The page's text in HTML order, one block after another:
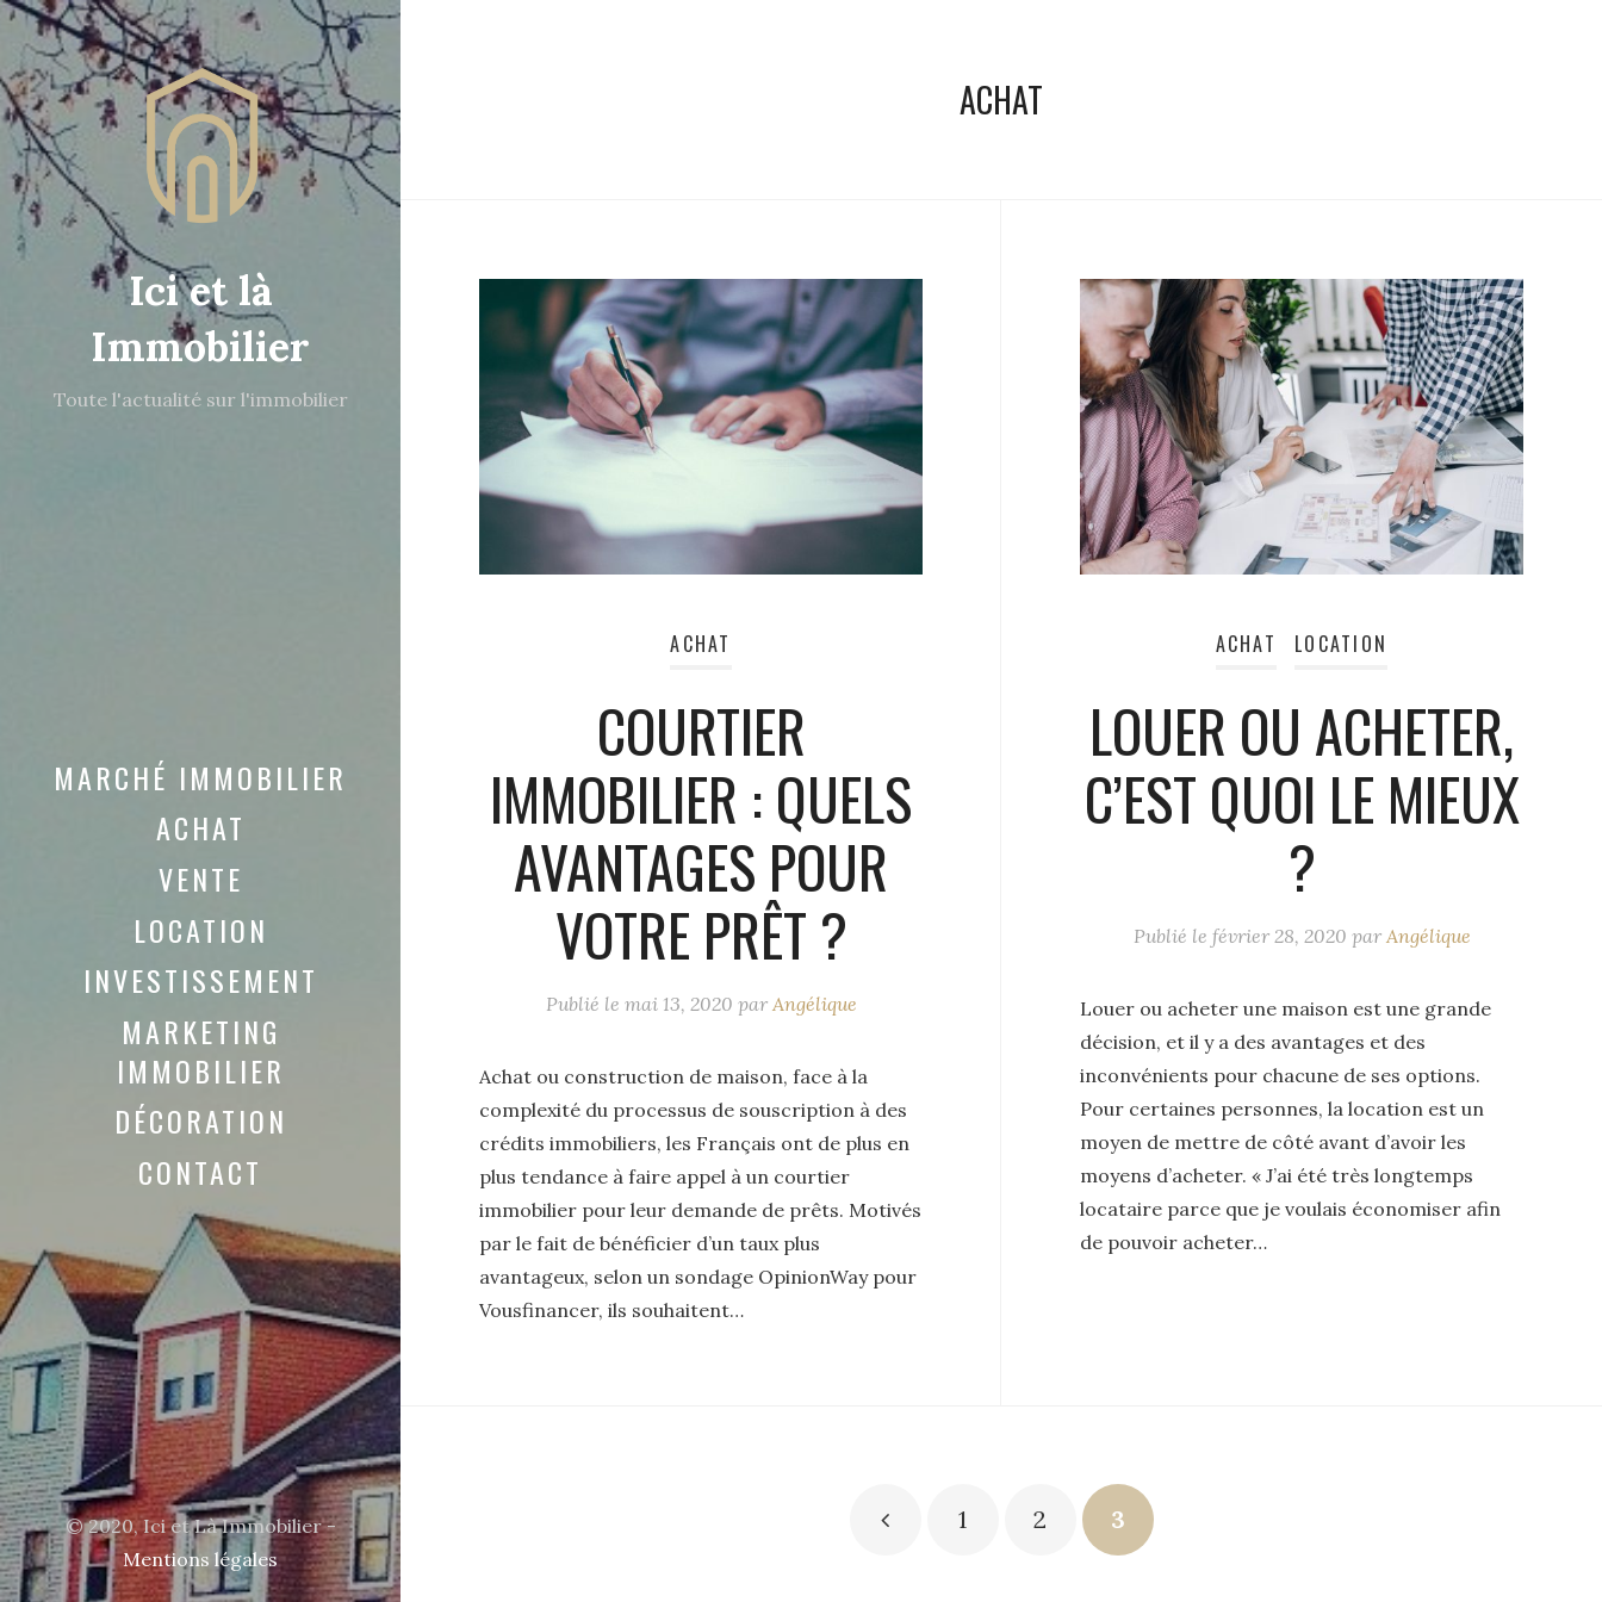
Ici et là
Immobilier
Toute l'actualité sur l'immobilier
MARCHÉ IMMOBILIER
ACHAT
VENTE
LOCATION
INVESTISSEMENT
MARKETING
IMMOBILIER
DÉCORATION
CONTACT
© 2020, Ici et Là Immobilier -
Mentions légales
ACHAT
ACHAT
COURTIER
IMMOBILIER : QUELS
AVANTAGES POUR
VOTRE PRÊT ?
Publié le mai 13, 2020 par Angélique
Achat ou construction de maison, face à la
complexité du processus de souscription à des
crédits immobiliers, les Français ont de plus en
plus tendance à faire appel à un courtier
immobilier pour leur demande de prêts. Motivés
par le fait de bénéficier d’un taux plus
avantageux, selon un sondage OpinionWay pour
Vousfinancer, ils souhaitent…
ACHAT LOCATION
LOUER OU ACHETER,
C’EST QUOI LE MIEUX
?
Publié le février 28, 2020 par Angélique
Louer ou acheter une maison est une grande
décision, et il y a des avantages et des
inconvénients pour chacune de ses options.
Pour certaines personnes, la location est un
moyen de mettre de côté avant d’avoir les
moyens d’acheter. « J’ai été très longtemps
locataire parce que je voulais économiser afin
de pouvoir acheter…
1 2 3